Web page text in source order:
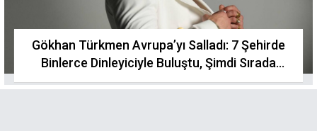
Gökhan Türkmen Avrupa’yı Salladı: 7 Şehirde
Binlerce Dinleyiciyle Buluştu, Şimdi Sırada
Londra!